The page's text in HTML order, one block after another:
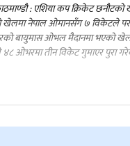
: एशिया कप क्रिकेट
खेलमा नेपाल ओमानसँग ७ विकेटले
बायुमास ओभल मैदानमा भएको
ओभरमा तीन विकेट गुमाएर पुरा